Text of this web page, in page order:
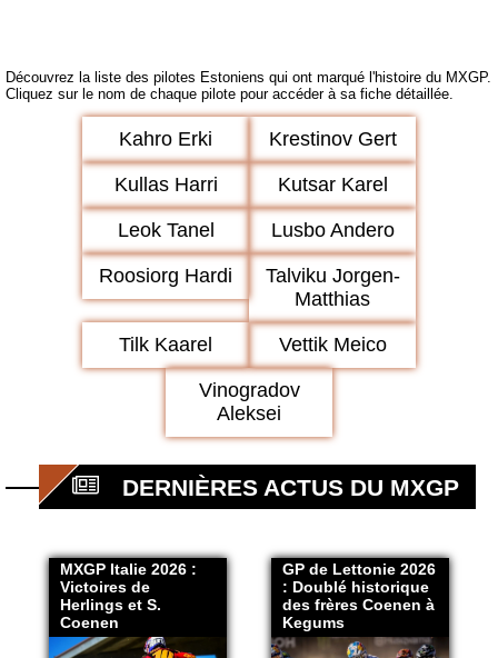
Découvrez la liste des pilotes Estoniens qui ont marqué l'histoire du MXGP.
Cliquez sur le nom de chaque pilote pour accéder à sa fiche détaillée.
Kahro Erki Krestinov Gert
Kullas Harri Kutsar Karel
Leok Tanel Lusbo Andero
Roosiorg Hardi
Talviku Jorgen-
Matthias
Tilk Kaarel Vettik Meico
Vinogradov
Aleksei
DERNIÈRES ACTUS DU MXGP
MXGP Italie 2026 :
Victoires de
Herlings et S.
Coenen
GP de Lettonie 2026
: Doublé historique
des frères Coenen à
Kegums